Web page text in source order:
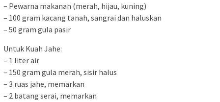
– Pewarna makanan (merah, hijau, kuning)
– 100 gram kacang tanah, sangrai dan haluskan
– 50 gram gula pasir
Untuk Kuah Jahe:
– 1 liter air
– 150 gram gula merah, sisir halus
– 3 ruas jahe, memarkan
– 2 batang serai, memarkan